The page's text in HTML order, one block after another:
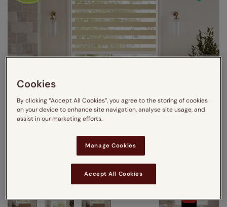
Cookies
By clicking “Accept All Cookies”, you agree to the storing of cookies
on your device to enhance site navigation, analyse site usage, and
assist in our marketing efforts.
Manage Cookies
Accept All Cookies